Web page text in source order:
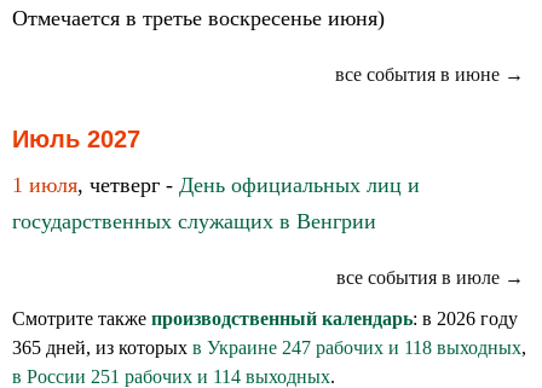
Отмечается в третье воскресенье июня)
все события в июне →
Июль 2027
1 июля, четверг - День официальных лиц и
государственных служащих в Венгрии
все события в июле →
Смотрите также производственный календарь: в 2026 году
365 дней, из которых в Украине 247 рабочих и 118 выходных,
в России 251 рабочих и 114 выходных.